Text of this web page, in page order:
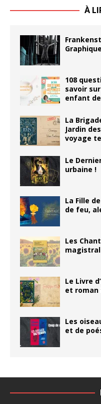
À
108
savoir
enfant
La
Jardin
voyage
Le
urbaine !
La Fille
de feu,
Les
Le Livre
et
Les
et de